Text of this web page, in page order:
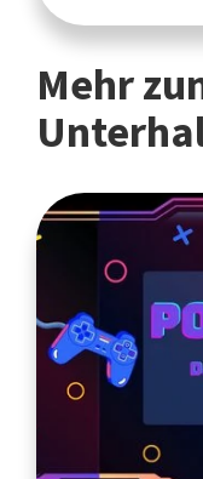
Mehr